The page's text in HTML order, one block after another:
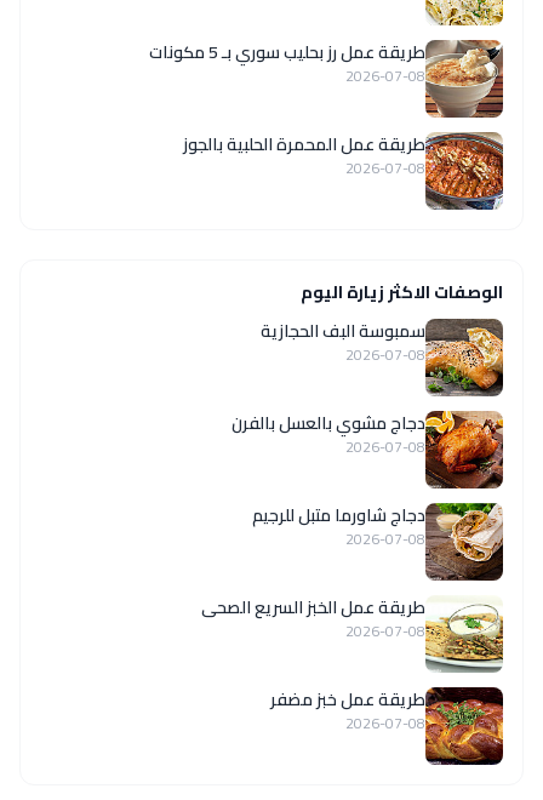
طريقة عمل رز بحليب سوري بـ 5 مكونات
2026-07-08
طريقة عمل المحمرة الحلبية بالجوز
2026-07-08
الوصفات الاكثر زيارة اليوم
سمبوسة البف الحجازية
2026-07-08
دجاج مشوي بالعسل بالفرن
2026-07-08
دجاج شاورما متبل للرجيم
2026-07-08
طريقة عمل الخبز السريع الصحى
2026-07-08
طريقة عمل خبز مضفر
2026-07-08